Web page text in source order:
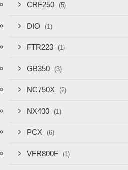
CRF250 (5)
DIO (1)
FTR223 (1)
GB350 (3)
NC750X (2)
NX400 (1)
PCX (6)
VFR800F (1)